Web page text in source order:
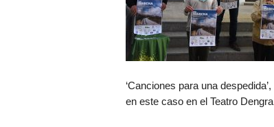
‘Canciones para una
en este caso en el Teatro